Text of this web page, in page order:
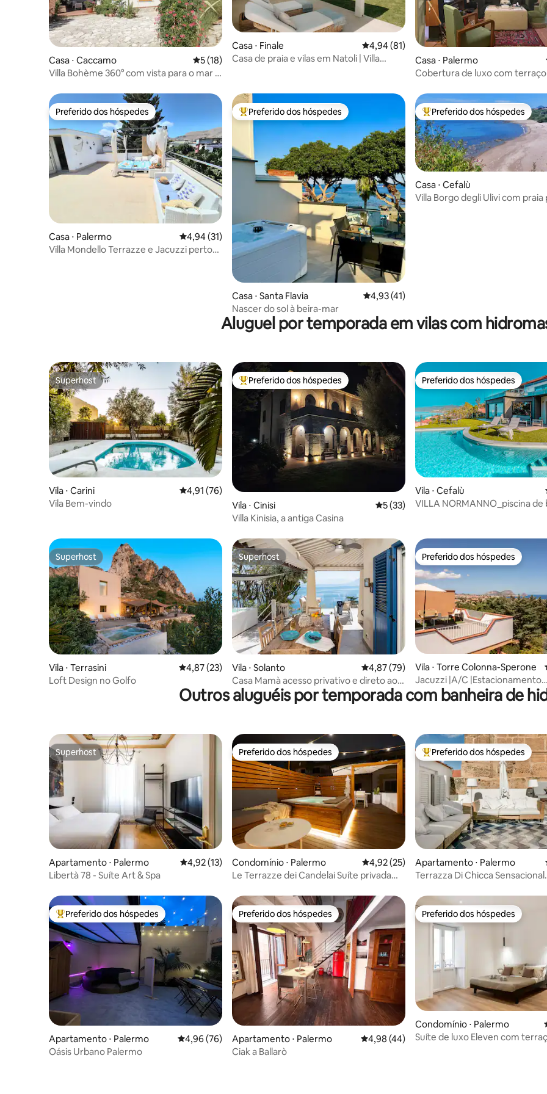
Casa ⋅ Caccamo 5 de uma avaliação média de 5, 18 avaliações
5 (18)
Villa Bohème 360° com vista para o mar e
Casa ⋅ Finale 4,94 de uma avaliação média de 5, 81
4,94 (81)
Casa de praia e vilas em Natoli | Villa
Casa ⋅ Palermo
Cobertura de luxo com
Preferido dos hóspedes
Preferido dos hóspedes
Casa ⋅ Palermo 4,94 de uma avaliação média de 5, 31 avaliações
4,94 (31)
Villa Mondello Terrazze e Jacuzzi perto
Entre os melhores preferidos dos hóspedes
Preferido dos hóspedes
Casa ⋅ Santa Flavia 4,93 de uma avaliação média de 5, 41
4,93 (41)
Nascer do sol à beira-mar
Entre os melhores preferidos
Preferido dos hóspedes
Casa ⋅ Cefalù
Villa Borgo degli Ulivi com
Aluguel por temporada em vilas com
Superhost
Superhost
Vila ⋅ Carini 4,91 de uma avaliação média de 5, 76 avaliações
4,91 (76)
Vila Bem-vindo
Entre os melhores preferidos dos hóspedes
Preferido dos hóspedes
Vila ⋅ Cinisi 5 de uma avaliação média de 5, 33
5 (33)
Villa Kinisia, a antiga Casina
Preferido dos hóspedes
Preferido dos hóspedes
Vila ⋅ Cefalù
VILLA NORMANNO_piscina de
Superhost
Superhost
Vila ⋅ Terrasini 4,87 de uma avaliação média de 5, 23 avaliações
4,87 (23)
Loft Design no Golfo
Superhost
Superhost
Vila ⋅ Solanto 4,87 de uma avaliação média de 5, 79
4,87 (79)
Casa Mamà acesso privativo e direto ao
mar
Preferido dos hóspedes
Preferido dos hóspedes
Vila ⋅ Torre Colonna-Sperone
Jacuzzi |A/C |Estacionamento
|Videovigilância 24/7
Outros aluguéis por temporada com banheira de
Superhost
Superhost
Apartamento ⋅ Palermo 4,92 de uma avaliação média de 5, 13 avaliações
4,92 (13)
Libertà 78 - Suíte Art & Spa
Preferido dos hóspedes
Preferido dos hóspedes
Condomínio ⋅ Palermo 4,92 de uma avaliação média de 5, 25
4,92 (25)
Le Terrazze dei Candelai Suíte privada
Entre os melhores preferidos
Preferido dos hóspedes
Apartamento ⋅ Palermo
Terrazza Di Chicca Sensacional
Entre os melhores preferidos dos hóspedes
Preferido dos hóspedes
Apartamento ⋅ Palermo 4,96 de uma avaliação média de 5, 76 avaliações
4,96 (76)
Oásis Urbano Palermo
Preferido dos hóspedes
Preferido dos hóspedes
Apartamento ⋅ Palermo 4,98 de uma avaliação média de 5, 44
4,98 (44)
Ciak a Ballarò
Preferido dos hóspedes
Preferido dos hóspedes
Condomínio ⋅ Palermo
Suíte de luxo Eleven com